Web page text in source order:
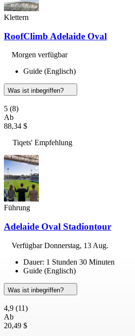
Klettern
RoofClimb Adelaide Oval
Morgen verfügbar
Guide (Englisch)
Was ist inbegriffen?
5 (8)
Ab
88,34 $
Tiqets' Empfehlung
Führung
Adelaide Oval Stadiontour
VerfügbarDonnerstag, 13 Aug.
Dauer: 1 Stunden 30 Minuten
Guide (Englisch)
Was ist inbegriffen?
4,9 (11)
Ab
20,49 $